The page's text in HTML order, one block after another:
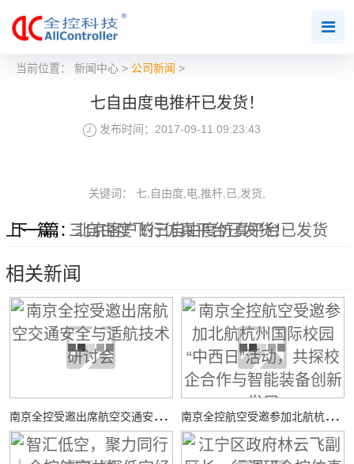
当前位置： 新闻中心> 公司新闻 >
七自由度电推杆已发货！
发布时间：2017-09-11 09:23:43
关键词： 七,自由度,电,推杆,已,发货,
上一篇： 三自由度飞行仿真平台已发货！
下一篇：北京客户的三自由度仿真平台已发货
相关新闻
南
京全控受邀出席航空交通安全与适航技术研讨会 南
京全控航空受邀参加北航杭州国际校园“中西日”活动，共探校企合作与智能装备创新发展